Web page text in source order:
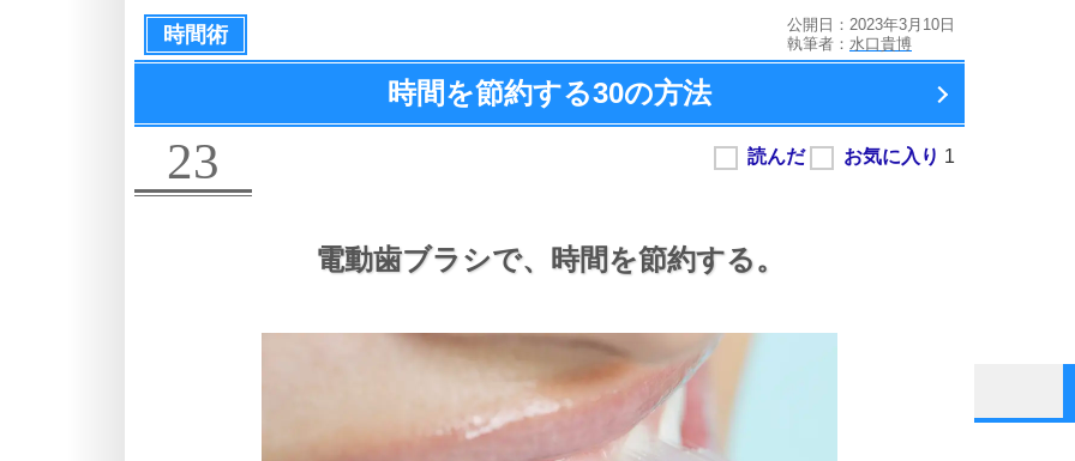
時間術
公開日：2023年3月10日
執筆者： 水口貴博
時間を節約する30の方法
23
電動歯ブラシで、 時間を節約する。